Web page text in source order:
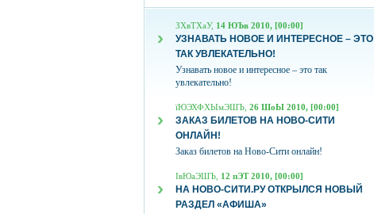
ЗХвТХаУ, 14 ЮЪв 2010, [00:00]
УЗНАВАТЬ НОВОЕ И ИНТЕРЕСНОЕ – ЭТО
ТАК УВЛЕКАТЕЛЬНО!
Узнавать новое и интересное – это так
увлекательно!
їЮЭХФХЫмЭШЪ, 26 ШоЫ 2010, [00:00]
ЗАКАЗ БИЛЕТОВ НА НОВО-СИТИ
ОНЛАЙН!
Заказ билетов на Ново-Сити онлайн!
ІвЮаЭШЪ, 12 пЭТ 2010, [00:00]
НА НОВО-СИТИ.РУ ОТКРЫЛСЯ НОВЫЙ
РАЗДЕЛ «АФИША»